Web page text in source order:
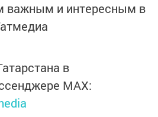
важным и интересным в
в
MАХ: